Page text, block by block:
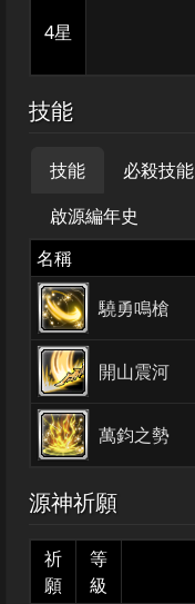
4星
技能
技能 必殺技能
啟源編年史
名稱
驍勇鳴槍
開山震河
萬鈞之勢
源神祈願
祈
願
等
級